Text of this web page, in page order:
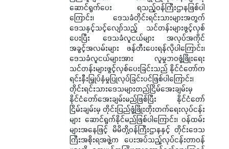
ဆောင်ရွက်ပေး ရသည့်ဝန်ကြီးဌာနဖြစ်ပါ
ကြောင်း၊ ဒေသခံတိုင်းရင်းသားများအတွက်
ဒေသနှင့်သင့်လျော်သည့် သင်တန်းများဖွင့်လှစ်
ပေးပြီး ဒေသခံလူငယ်များ အလုပ်အကိုင်
အခွင့်အလမ်းများ ဖန်တီးပေးရန်လိုပါကြောင်း၊
ဒေသခံလူငယ်များအား လူမှုဘဝဖွံ့ဖြိုးရေး
သင်တန်းများဖွင့်လှစ်ပေးခြင်းသည် နိုင်ငံတော်က
ရင်းနှီးမြှုပ်နှံမှုပြုလုပ်ခြင်းပင်ဖြစ်ပါကြောင်း၊
တိုင်းရင်းသားဒေသများတည်ငြိမ်အေးချမ်းမှ
နိုင်ငံတော်အေးချမ်းမည်ဖြစ်ပြီး နိုင်ငံတော်
ငြိမ်းချမ်းမှ တိုင်းပြည်ဖွံ့ဖြိုးတိုးတက်ရေးလုပ်ငန်း
များ ဆောင်ရွက်နိုင်မည်ဖြစ်ပါကြောင်း၊ ဝန်ထမ်း
များအနေဖြင့် မိမိတို့ဝန်ကြီးဌာနနှင့် တိုင်းဒေသ
ကြီးအစိုးရအဖွဲ့က ပေးအပ်သည့်လုပ်ငန်းတာဝန်